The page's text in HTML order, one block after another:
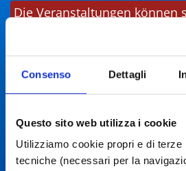
Consenso Dettagli
Questo sito web utilizza i cookie
Utilizziamo cookie propri e di terze
tecniche (necessari per la
Die Veranstaltungen können
kontaktieren Sie die